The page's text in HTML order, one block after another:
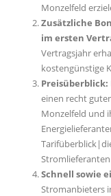
Monzelfeld
Zusätzliche
im ersten
Vertragsjahr
kostengünstige
Preisüberblick:
einen recht
Monzelfeld und
Schnell sowie
Stromanbieters